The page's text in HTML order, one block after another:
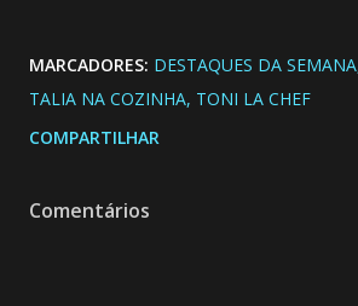
MARCADORES: DESTAQUES DA SEMANA
TALIA NA COZINHA TONI LA CHEF
COMPARTILHAR
Comentários